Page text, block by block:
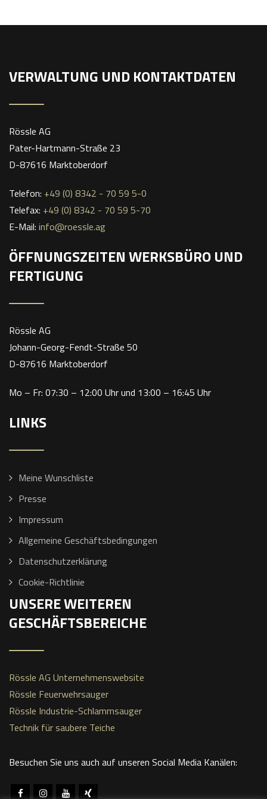
VERWALTUNG UND KONTAKTDATEN
Rössle AG
Pater-Hartmann-Straße 23
D-87616 Marktoberdorf
Telefon: +49 (0) 8342 - 70 59 5-0
Telefax: +49 (0) 8342 - 70 59 5-70
E-Mail: info@roessle.ag
ÖFFNUNGSZEITEN WERKSBÜRO UND
FERTIGUNG
Rössle AG
Johann-Georg-Fendt-Straße 50
D-87616 Marktoberdorf
Mo – Fr: 07:30 – 12:00 Uhr und 13:00 – 16:45 Uhr
LINKS
Meine Wunschliste
Presse
Impressum
Allgemeine Geschäftsbedingungen
Datenschutzerklärung
Cookie-Richtlinie
UNSERE WEITEREN
GESCHÄFTSBEREICHE
Rössle AG Unternehmenswebsite
Rössle Feuerwehrsauger
Rössle Industrie-Schlammsauger
Technik für saubere Teiche
Besuchen Sie uns auch auf unseren Social Media Kanälen: